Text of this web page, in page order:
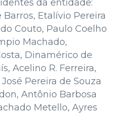
da entidade:
Etalívio Pereira
Couto, Paulo Coelho
Machado,
Dinamérico de
Acelino R. Ferreira,
Pereira de Souza
Antônio Barbosa
Metello, Ayres